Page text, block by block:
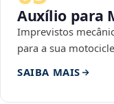
Auxílio para
Imprevistos
para a sua
SAIBA MAIS